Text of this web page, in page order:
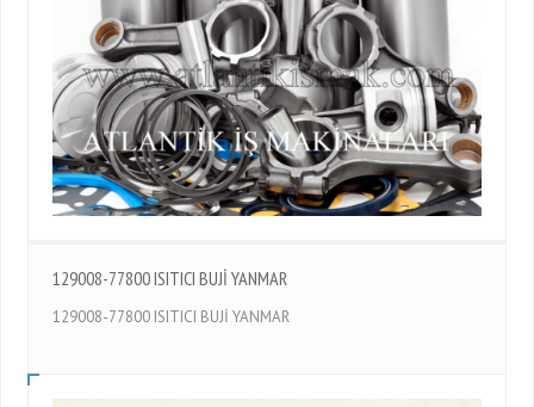
129008-77800 ISITICI BUJİ YANMAR
129008-77800 ISITICI BUJİ YANMAR